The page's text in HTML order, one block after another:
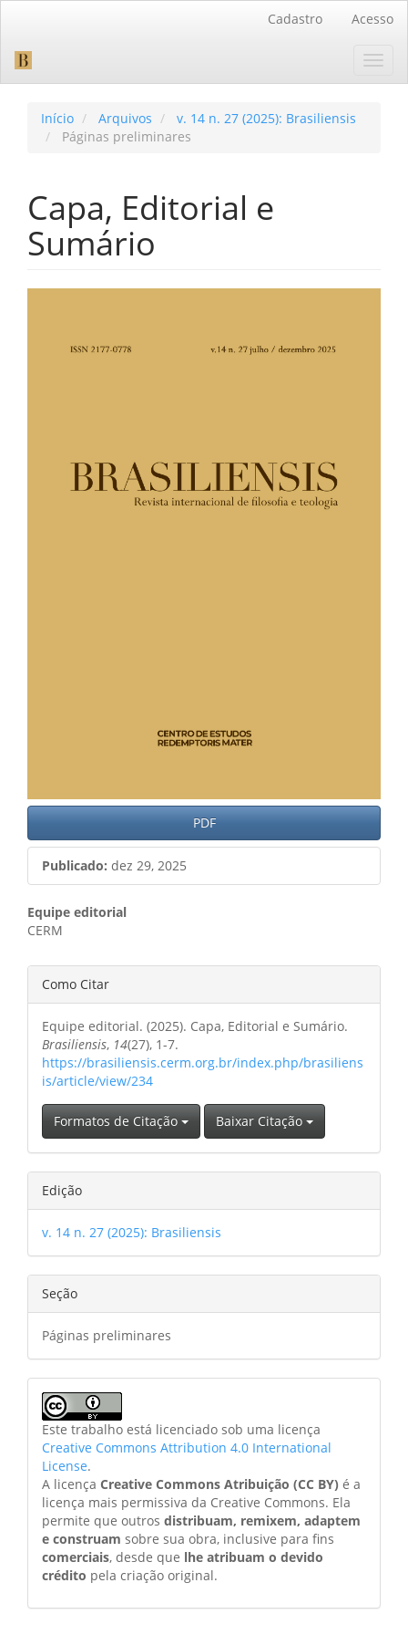
Barra
Cadastro Acesso
Início Arquivos
v. 14 n. 27 (2025): Brasiliensis
Páginas preliminares
Capa, Editorial e
Sumário
PDF
Publicado: dez 29, 2025
Conteúdo
do
artigo
principal
Equipe editorial
CERM
Detalhes
do
artigo
Como Citar
Equipe editorial. (2025). Capa, Editorial e Sumário.
Brasiliensis, 14(27), 1-7.
https://brasiliensis.cerm.org.br/index.php/brasiliens
is/article/view/234
Formatos de Citação Baixar Citação
Edição
v. 14 n. 27 (2025): Brasiliensis
Seção
Páginas preliminares
Este trabalho está licenciado sob uma licença
Creative Commons Attribution 4.0 International
License.
A licença Creative Commons Atribuição (CC BY) é a
licença mais permissiva da Creative Commons. Ela
permite que outros distribuam, remixem, adaptem
e construam sobre sua obra, inclusive para fins
comerciais, desde que lhe atribuam o devido
crédito pela criação original.